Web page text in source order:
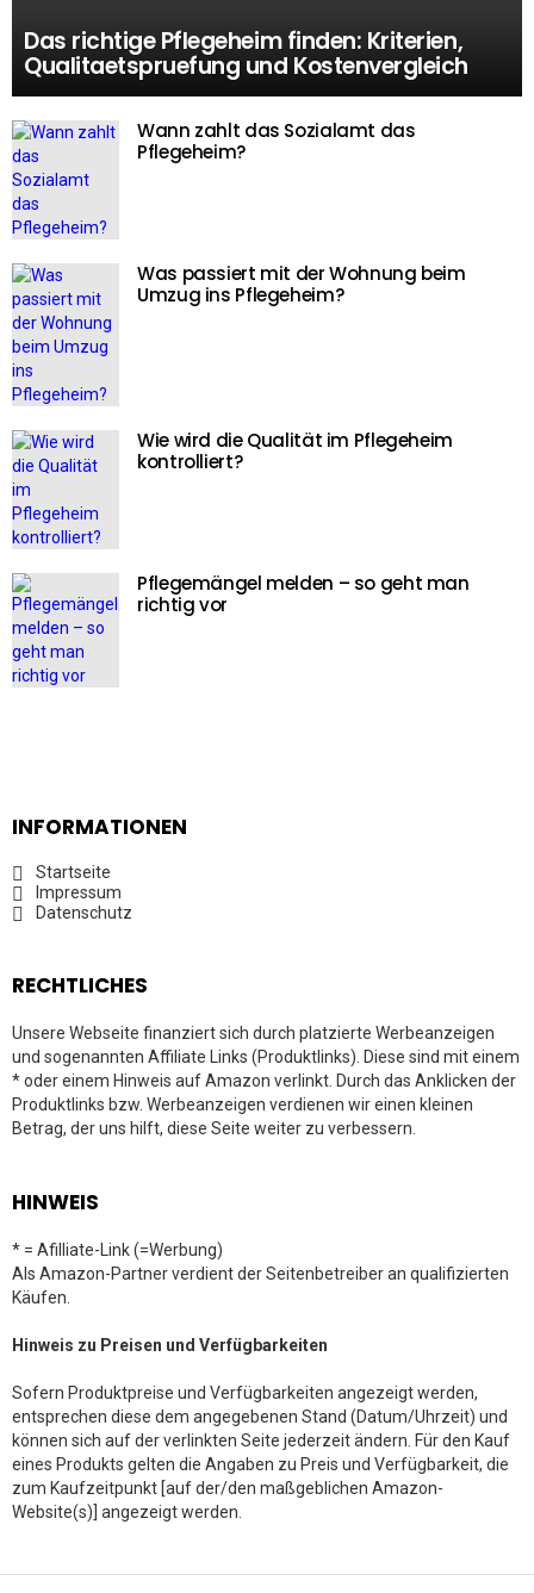
Das richtige Pflegeheim finden: Kriterien,
Qualitaetspruefung und Kostenvergleich
Wann zahlt das Sozialamt das
Pflegeheim?
Was passiert mit der Wohnung beim
Umzug ins Pflegeheim?
Wie wird die Qualität im Pflegeheim
kontrolliert?
Pflegemängel melden – so geht man
richtig vor
INFORMATIONEN
Startseite
Impressum
Datenschutz
RECHTLICHES
Unsere Webseite finanziert sich durch platzierte Werbeanzeigen
und sogenannten Affiliate Links (Produktlinks). Diese sind mit einem
* oder einem Hinweis auf Amazon verlinkt. Durch das Anklicken der
Produktlinks bzw. Werbeanzeigen verdienen wir einen kleinen
Betrag, der uns hilft, diese Seite weiter zu verbessern.
HINWEIS
* = Afilliate-Link (=Werbung)
Als Amazon-Partner verdient der Seitenbetreiber an qualifizierten
Käufen.
Hinweis zu Preisen und Verfügbarkeiten
Sofern Produktpreise und Verfügbarkeiten angezeigt werden,
entsprechen diese dem angegebenen Stand (Datum/Uhrzeit) und
können sich auf der verlinkten Seite jederzeit ändern. Für den Kauf
eines Produkts gelten die Angaben zu Preis und Verfügbarkeit, die
zum Kaufzeitpunkt [auf der/den maßgeblichen Amazon-
Website(s)] angezeigt werden.